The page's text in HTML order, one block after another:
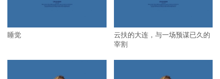
睡觉
云扶的大连，与一场预谋已久的
宰割